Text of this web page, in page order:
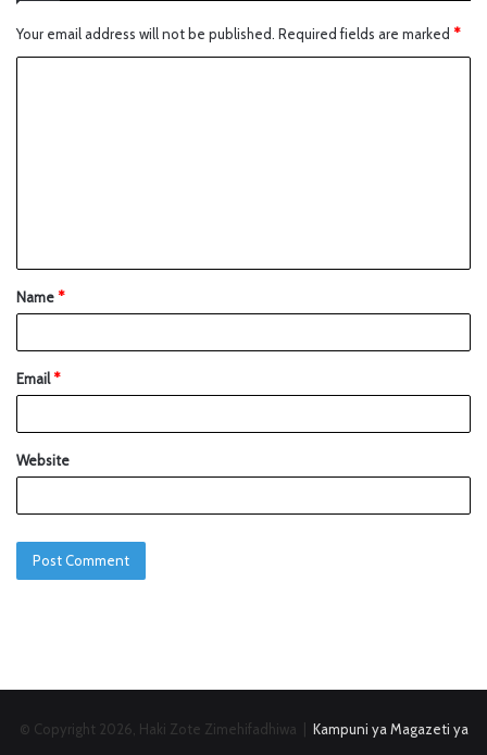
Your email address will not be published. Required fields are marked *
Name*
Email*
Website
© Copyright 2026, Haki Zote Zimehifadhiwa | Kampuni ya Magazeti ya